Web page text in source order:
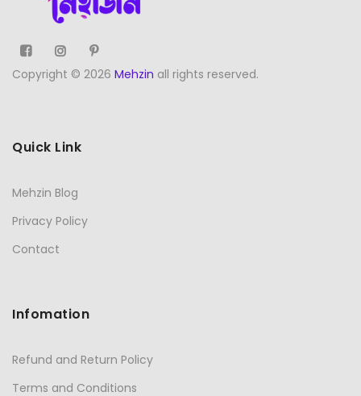
Copyright © 2026 Mehzin all rights reserved.
Quick Link
Mehzin Blog
Privacy Policy
Contact
Infomation
Refund and Return Policy
Terms and Conditions